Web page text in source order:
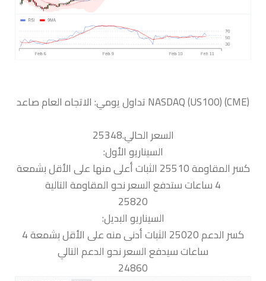
السعر الحالي.25348
السيناريو الأول:
كسر المقاومة 25510 الثبات أعلى منها على الأقل بشمعة
4 ساعات ستدفع السعر نحو المقاومة التالية
25820
السيناريو البديل:
كسر الدعم 25020 الثبات أدنى منه على الأقل بشمعة 4
ساعات سيدفع السعر نحو الدعم التالي
24860